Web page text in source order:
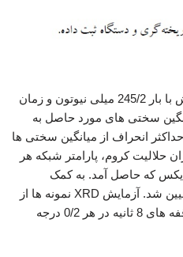
از هر نمونه ، حداقل 14 بار آزمایش با بار 245/2 میلی نیوتون و زمان
سختی های مورد حاصل به
انحراف از میانگین سختی ها
حلالیت کروم، پارامتر شبکه هر
که حاصل آمد. به کمک
دستگاه Advanced Bruker D8 تعیین شد. آزمایش XRD نمونه ها از
زاویه 2θ =40° تا 2θ =140° و با وقفه های 8 ثانیه در هر 0/2 درجه